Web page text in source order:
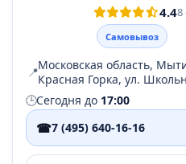
4.48
Самовывоз
📍Московская область,
Красная Горка, ул.
🕒Сегодня до 17:00
☎7 (495) 640-16-16